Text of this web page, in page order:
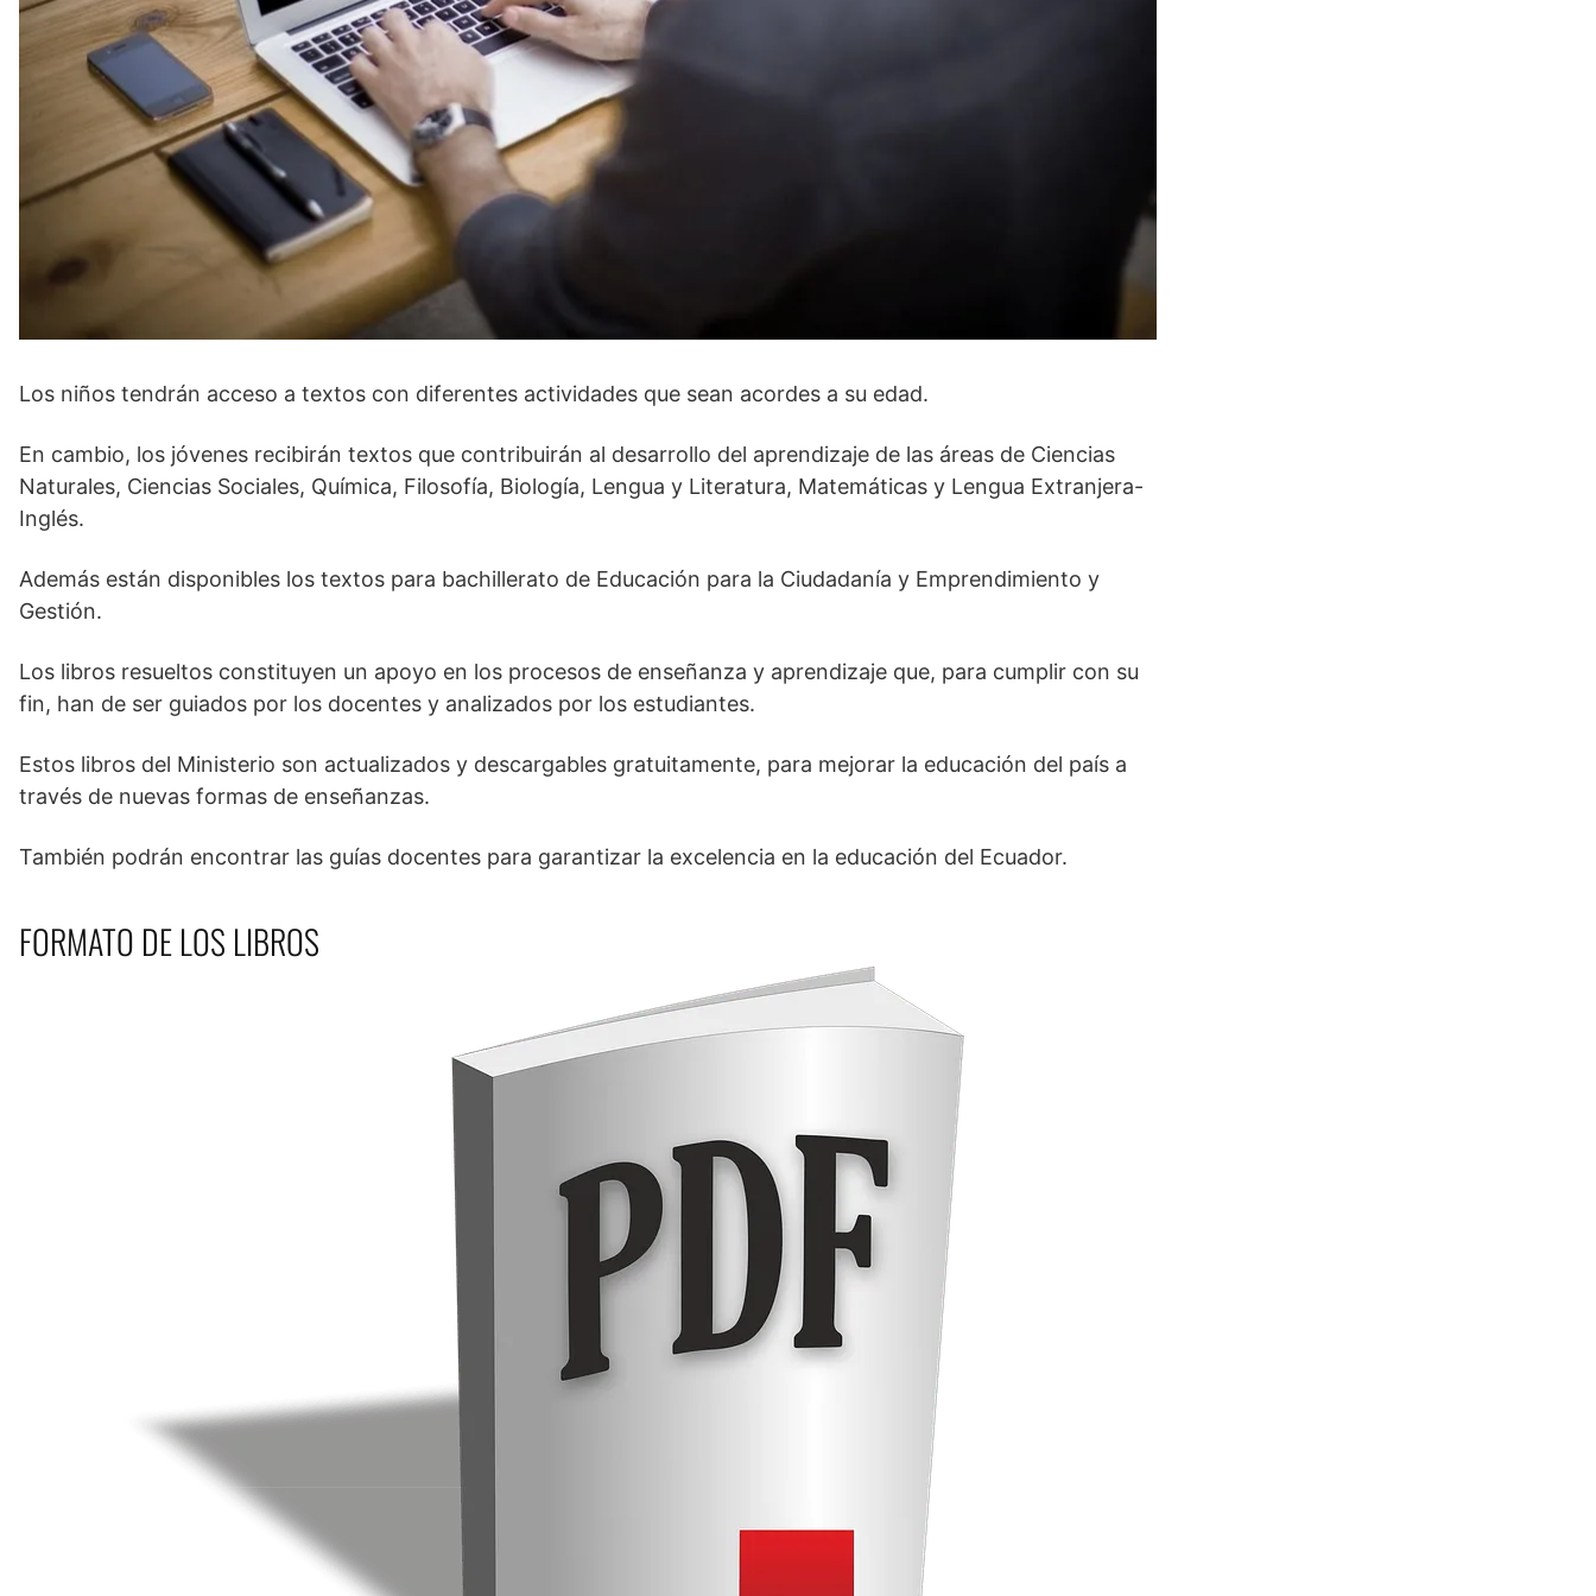
Los niños tendrán acceso a textos con diferentes actividades que sean acordes a su edad.
En cambio, los jóvenes recibirán textos que contribuirán al desarrollo del aprendizaje de las áreas de Ciencias
Naturales, Ciencias Sociales, Química, Filosofía, Biología, Lengua y Literatura, Matemáticas y Lengua Extranjera-
Inglés.
Además están disponibles los textos para bachillerato de Educación para la Ciudadanía y Emprendimiento y
Gestión.
Los libros resueltos constituyen un apoyo en los procesos de enseñanza y aprendizaje que, para cumplir con su
fin, han de ser guiados por los docentes y analizados por los estudiantes.
Estos libros del Ministerio son actualizados y descargables gratuitamente, para mejorar la educación del país a
través de nuevas formas de enseñanzas.
También podrán encontrar las guías docentes para garantizar la excelencia en la educación del Ecuador.
FORMATO DE LOS LIBROS